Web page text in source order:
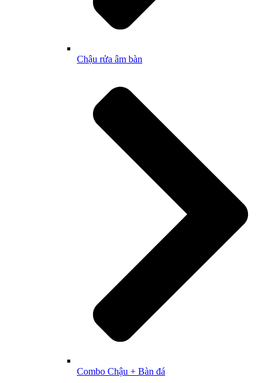
Chậu rửa âm bàn
Combo Chậu + Bàn đá